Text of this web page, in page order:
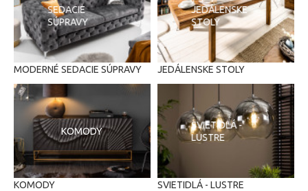
SEDACIE
SÚPRAVY
MODERNÉ SEDACIE SÚPRAVY
JEDÁLENSKE
STOLY
JEDÁLENSKE STOLY
KOMODY
KOMODY
SVIETIDLÁ -
LUSTRE
SVIETIDLÁ - LUSTRE